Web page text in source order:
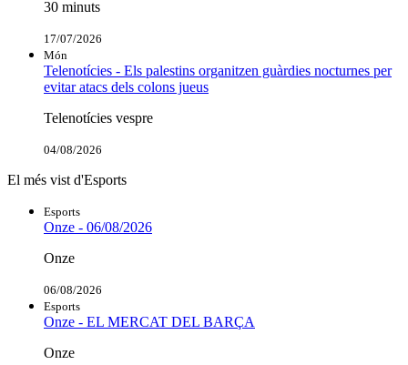
30 minuts
17/07/2026
Món
Telenotícies - Els palestins organitzen guàrdies nocturnes per
evitar atacs dels colons jueus
Telenotícies vespre
04/08/2026
El més vist d'Esports
Esports
Onze - 06/08/2026
Onze
06/08/2026
Esports
Onze - EL MERCAT DEL BARÇA
Onze